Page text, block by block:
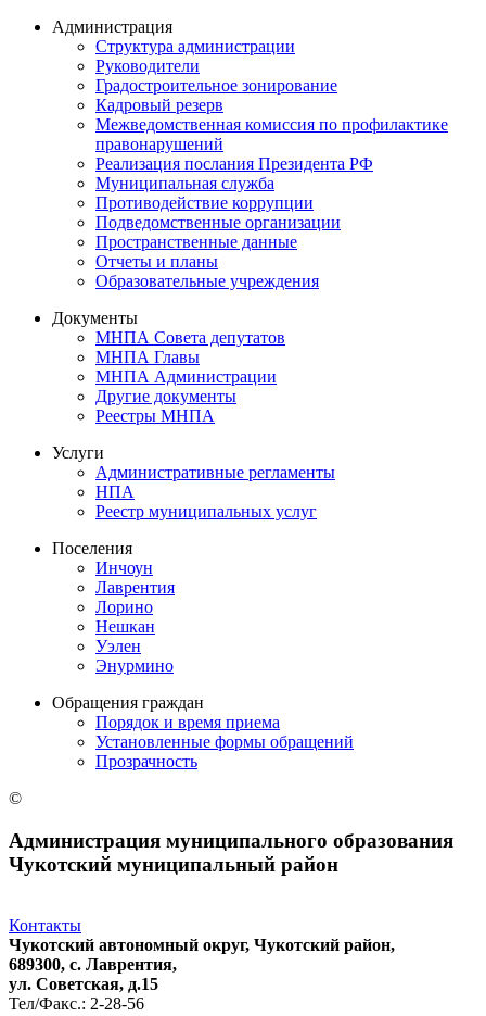
Администрация
Структура администрации
Руководители
Градостроительное зонирование
Кадровый резерв
Межведомственная комиссия по профилактике
правонарушений
Реализация послания Президента РФ
Муниципальная служба
Противодействие коррупции
Подведомственные организации
Пространственные данные
Отчеты и планы
Образовательные учреждения
Документы
МНПА Совета депутатов
МНПА Главы
МНПА Администрации
Другие документы
Реестры МНПА
Услуги
Административные регламенты
НПА
Реестр муниципальных услуг
Поселения
Инчоун
Лаврентия
Лорино
Нешкан
Уэлен
Энурмино
Обращения граждан
Порядок и время приема
Установленные формы обращений
Прозрачность
©
Администрация муниципального образования
Чукотский муниципальный район
Контакты
Чукотский автономный округ, Чукотский район,
689300, с. Лаврентия,
ул. Советская, д.15
Тел/Факс.: 2-28-56